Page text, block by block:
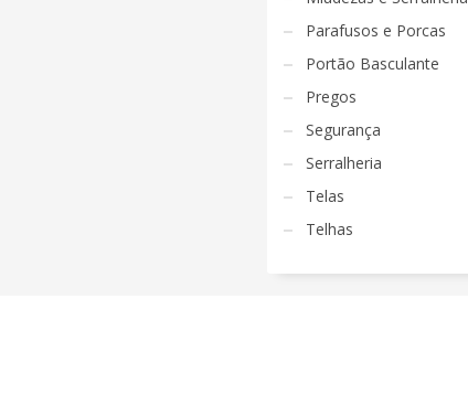
Parafusos e Porcas
Portão Basculante
Pregos
Segurança
Serralheria
Telas
Telhas